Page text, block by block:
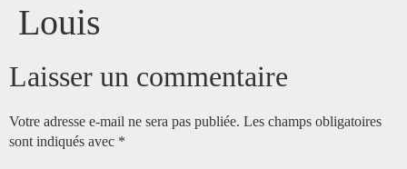
Louis
Laisser un commentaire
Votre adresse e-mail ne sera pas publiée. Les champs obligatoires
sont indiqués avec *